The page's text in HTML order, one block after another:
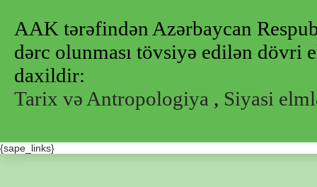
AAK tərəfindən Azərbaycan
dərc olunması tövsiyə edilən dövri
daxildir:
Tarix və Antropologiya , Siyasi
{sape_links}